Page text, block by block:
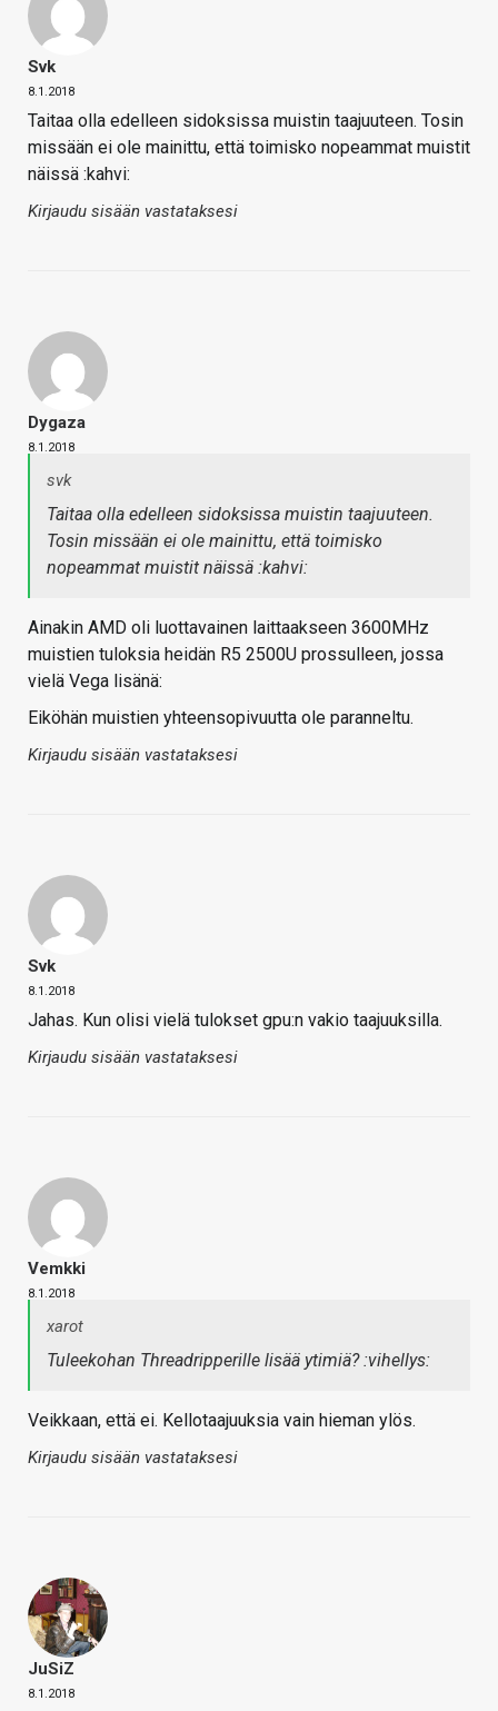
Svk
8.1.2018
Taitaa olla edelleen sidoksissa muistin taajuuteen. Tosin
missään ei ole mainittu, että toimisko nopeammat muistit
näissä :kahvi:
Kirjaudu sisään vastataksesi
Dygaza
8.1.2018
svk
Taitaa olla edelleen sidoksissa muistin taajuuteen.
Tosin missään ei ole mainittu, että toimisko
nopeammat muistit näissä :kahvi:
Ainakin AMD oli luottavainen laittaakseen 3600MHz
muistien tuloksia heidän R5 2500U prossulleen, jossa
vielä Vega lisänä:
Eiköhän muistien yhteensopivuutta ole paranneltu.
Kirjaudu sisään vastataksesi
Svk
8.1.2018
Jahas. Kun olisi vielä tulokset gpu:n vakio taajuuksilla.
Kirjaudu sisään vastataksesi
Vemkki
8.1.2018
xarot
Tuleekohan Threadripperille lisää ytimiä? :vihellys:
Veikkaan, että ei. Kellotaajuuksia vain hieman ylös.
Kirjaudu sisään vastataksesi
JuSiZ
8.1.2018